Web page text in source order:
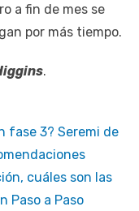
a fin de mes se
por más tiempo.
.
fase 3? Seremi de
cuáles son las
Paso a Paso